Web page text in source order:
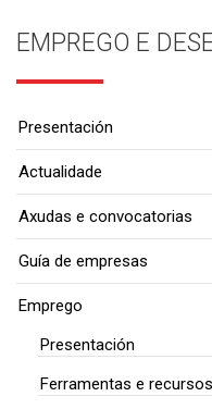
EMPREGO E
Presentación
Actualidade
Axudas e convocatorias
Guía de empresas
Emprego
Presentación
Ferramentas e recursos